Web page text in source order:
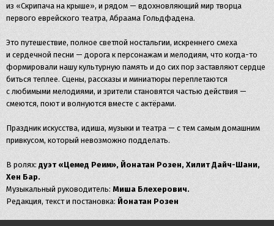
из «Скрипача на крыше», и рядом — вдохновляющий мир творца
первого еврейского театра, Абраама Гольдфадена.
Это путешествие, полное светлой ностальгии, искреннего смеха
и сердечной песни — дорога к персонажам и мелодиям, что когда-то
формировали нашу культурную память и до сих пор заставляют сердце
биться теплее. Сцены, рассказы и миниатюры переплетаются
с любимыми мелодиями, и зрители становятся частью действия —
смеются, поют и волнуются вместе с актёрами.
Праздник искусства, идиша, музыки и театра — с тем самым домашним
привкусом, который невозможно подделать.
В ролях: дуэт «Цемед Реим», Йонатан Розен, Хилит Дайч-Шани,
Хен Бар.
Музыкальный руководитель: Миша Блехерович.
Редакция, текст и постановка: Йонатан Розен